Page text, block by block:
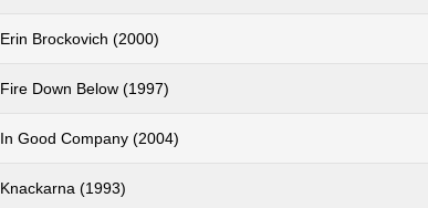
Erin Brockovich (2000)
Fire Down Below (1997)
In Good Company (2004)
Knackarna (1993)